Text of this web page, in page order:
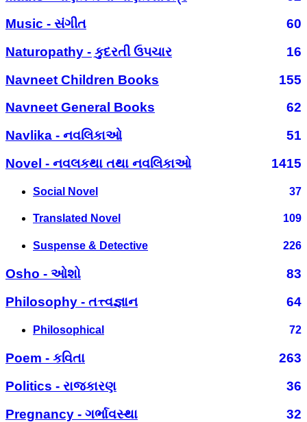
Music - સંગીત
60
Naturopathy - કુદરતી ઉપચાર
16
Navneet Children Books
155
Navneet General Books
62
Navlika - નવલિકાઓ
51
Novel - નવલકથા તથા નવલિકાઓ
1415
Social Novel 37
Translated Novel 109
Suspense & Detective 226
Osho - ઓશો
83
Philosophy - તત્ત્વજ્ઞાન
64
Philosophical 72
Poem - કવિતા
263
Politics - રાજકારણ
36
Pregnancy - ગર્ભાવસ્થા
32